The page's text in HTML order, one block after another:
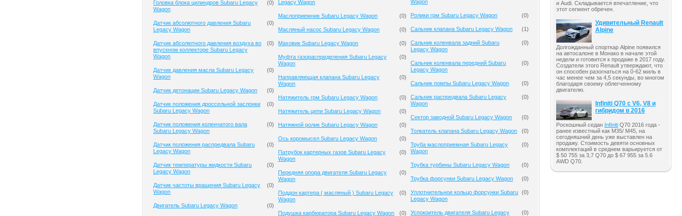
Головка блока цилиндров Subaru Legacy
Wagon
(0)
Датчик абсолютного давления Subaru
Legacy Wagon
(0)
Датчик абсолютного давления воздуха во
впускном коллекторе Subaru Legacy
Wagon
(0)
Датчик давления масла Subaru Legacy
Wagon
(0)
Датчик детонации Subaru Legacy Wagon (0)
Датчик положения дроссельной заслонки
Subaru Legacy Wagon
(0)
Датчик положения коленчатого вала
Subaru Legacy Wagon
(0)
Датчик положения распредвала Subaru
Legacy Wagon
(0)
Датчик температуры жидкости Subaru
Legacy Wagon
(0)
Датчик частоты вращения Subaru Legacy
Wagon
(0)
Двигатель Subaru Legacy Wagon (0)
Legacy Wagon
Маслоприемник Subaru Legacy Wagon (0)
Масляный насос Subaru Legacy Wagon (0)
Маховик Subaru Legacy Wagon (0)
Муфта газораспределения Subaru Legacy
Wagon
(0)
Направляющая клапана Subaru Legacy
Wagon
(0)
Натяжитель грм Subaru Legacy Wagon (0)
Натяжитель цепи Subaru Legacy Wagon (0)
Натяжной ролик Subaru Legacy Wagon (0)
Ось коромысел Subaru Legacy Wagon (0)
Патрубок картерных газов Subaru Legacy
Wagon
(0)
Передняя опора двигателя Subaru Legacy
Wagon
(0)
Поддон картера ( масляный ) Subaru Legacy
Wagon
(0)
Подушка карбюратора Subaru Legacy Wagon (0)
Wagon
Ролики грм Subaru Legacy Wagon (0)
Сальник клапана Subaru Legacy Wagon (1)
Сальник коленвала задний Subaru
Legacy Wagon
(0)
Сальник коленвала передний Subaru
Legacy Wagon
(0)
Сальник помпы Subaru Legacy Wagon (0)
Сальник распредвала Subaru Legacy
Wagon
(0)
Сектор заводной Subaru Legacy Wagon (0)
Толкатель клапана Subaru Legacy Wagon (0)
Труба маслоприемная Subaru Legacy
Wagon
(0)
Трубка турбины Subaru Legacy Wagon (0)
Трубка форсунки Subaru Legacy Wagon (0)
Уплотнительное кольцо форсунки Subaru
Legacy Wagon
(0)
Успокоитель двигателя Subaru Legacy
(0)
и Audi. Складывается впечатление, что
этот сегмент обречен.
Удивительный Renault
Alpine
Долгожданный спорткар Alpine появился
на автосалоне в Монако в начале этой
недели и готовится к продаже в 2017 году.
Создатели этого Renault утверждают, что
он способен разогнаться на 0-62 миль в
час менее чем за 4,5 секунды, во многом
благодаря своему облегченному
двигателю.
Infiniti Q70 с V6, V8 и
гибридом в 2016
Роскошный седан Infiniti Q70 2016 года -
ранее известный как M35/ M45, на
сегодняшний день уже выставлен на
продажу. Стоимость девяти основных
комплектаций в среднем варьируется от
$ 50 755 за 3,7 Q70 до $ 67 955 за 5.6
AWD Q70.